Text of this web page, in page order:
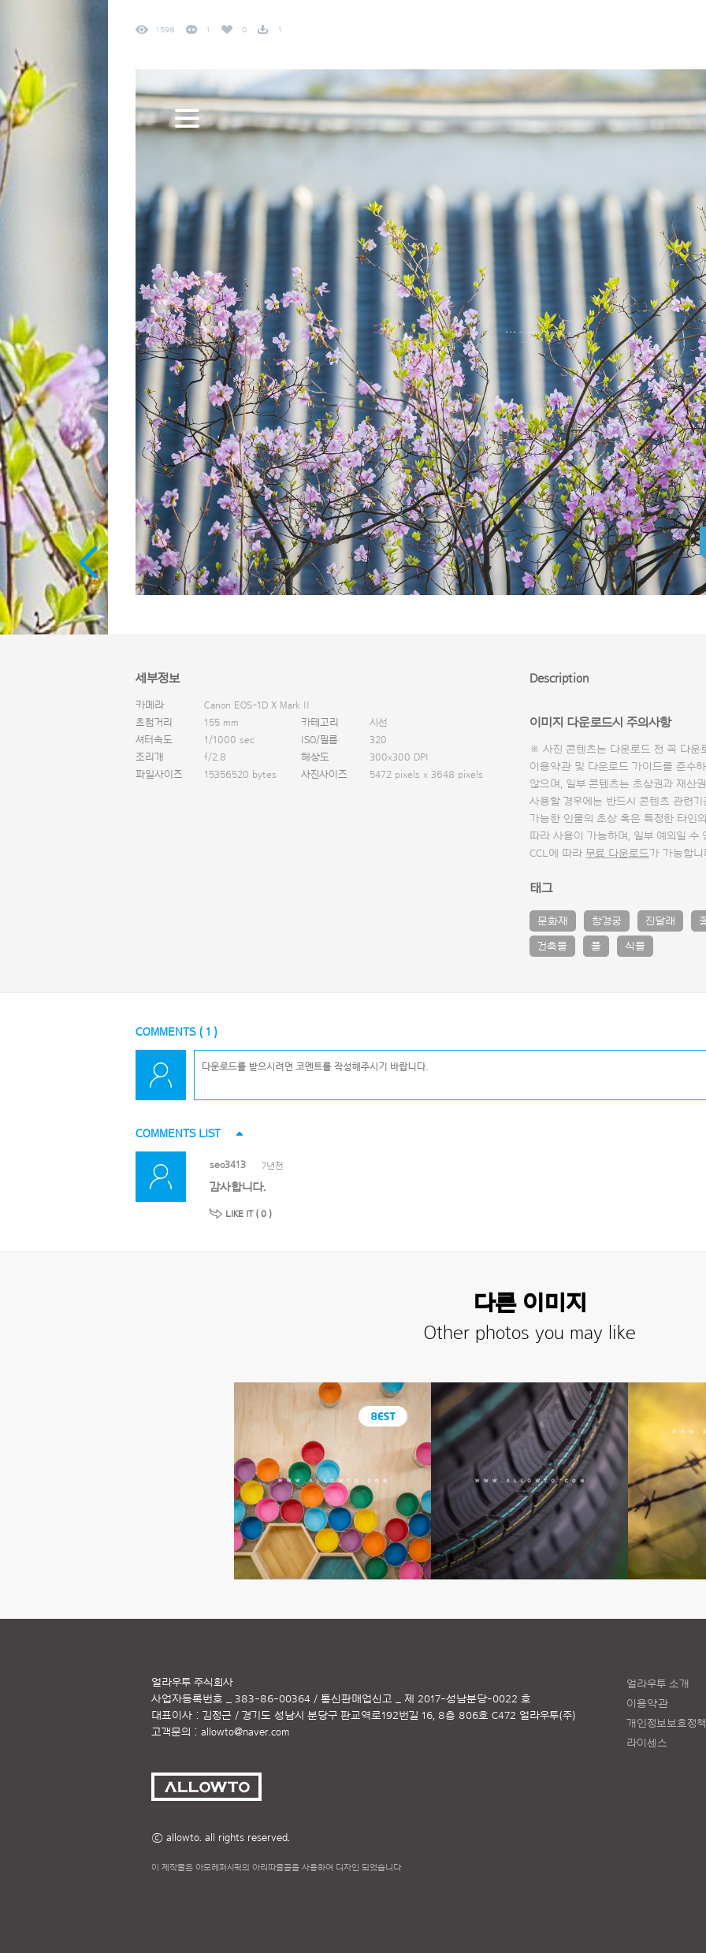
1598 1 0 1
세부정보
카메라
Canon EOS-1D X Mark II
초첨거리
155 mm 카테고리
시선
셔터속도
1/1000 sec ISO/필름
320
조리개
f/2.8 해상도
300x300 DPI
파일사이즈
15356520 bytes 사진사이즈 5472 pixels x 3648 pixels
Description
이미지 다운로드시 주의사항
※ 사진 콘텐츠는 다운로드 전 꼭 다운
이용약관 및 다운로드 가이드를 준수
않으며, 일부 콘텐츠는 초상권과 재산
사용할 경우에는 반드시 콘텐츠 관련
가능한 인물의 초상 혹은 특정한 타인
따라 사용이 가능하며, 일부 예외일
CCL에 따라 무료 다운로드가 가능합니
태그
문화재 창경궁 진달래
건축물 풀 식물
COMMENTS ( 1 )
COMMENTS LIST
seo3413 7년전
감사합니다.
LIKE IT ( 0 )
다른 이미지
Other photos you may like
얼라우투 소개
이용약관
개인정보보호정책
라이센스
얼라우투 주식회사
사업자등록번호 _ 383-86-00364 / 통신판매업신고 _ 제 2017-성남분당-0022 호
대표이사 : 김정근 / 경기도 성남시 분당구 판교역로192번길 16, 8층 806호 C472 얼라우투(주)
고객문의 : allowto@naver.com
ⓒ allowto. all rights reserved.
이 제작물은 아모레퍼시픽의 아리따글꼴을 사용하여 디자인 되었습니다